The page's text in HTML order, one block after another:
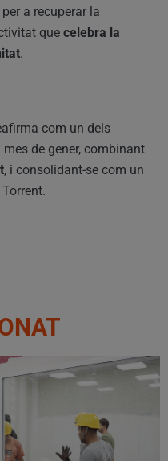
a recuperar la
que celebra la
.
com un dels
de gener, combinant
, i consolidant-se com un